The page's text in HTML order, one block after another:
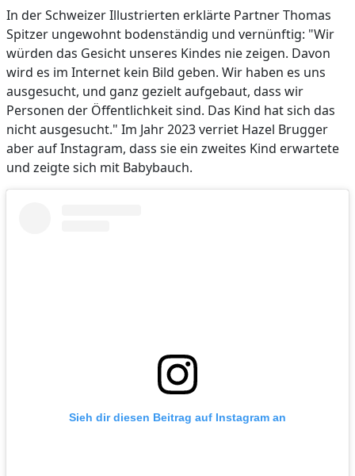
In der Schweizer Illustrierten erklärte Partner Thomas
Spitzer ungewohnt bodenständig und vernünftig: "Wir
würden das Gesicht unseres Kindes nie zeigen. Davon
wird es im Internet kein Bild geben. Wir haben es uns
ausgesucht, und ganz gezielt aufgebaut, dass wir
Personen der Öffentlichkeit sind. Das Kind hat sich das
nicht ausgesucht." Im Jahr 2023 verriet Hazel Brugger
aber auf Instagram, dass sie ein zweites Kind erwartete
und zeigte sich mit Babybauch.
Sieh dir diesen Beitrag auf Instagram an